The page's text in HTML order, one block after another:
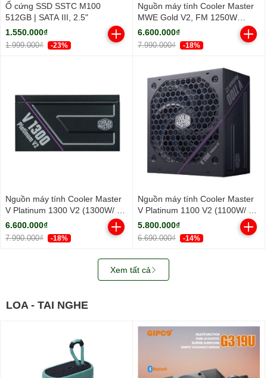
Ổ cứng SSD SSTC M100
512GB | SATA III, 2.5"
1.550.000₫
1.999.000₫ -23%
Nguồn máy tính Cooler Master
MWE Gold V2, FM 1250W
ATX3.1 A/EU Cable (80 Plus
Gold/ Full-Modular/ ATX/ Đen)
6.600.000₫
7.990.000₫ -18%
Nguồn máy tính Cooler Master
V Platinum 1300 V2 (1300W/ 80
Plus Platinum/ Full-Modular/
ATX/ Đen)
6.600.000₫
7.990.000₫ -18%
Nguồn máy tính Cooler Master
V Platinum 1100 V2 (1100W/ 80
Plus Platinum/ Full-Modular/
ATX/ Đen)
5.800.000₫
6.690.000₫ -14%
Xem tất cả
LOA - TAI NGHE